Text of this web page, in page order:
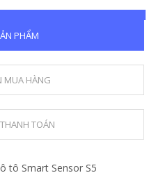
PHẨM
MUA HÀNG
TOÁN
tô Smart Sensor S5